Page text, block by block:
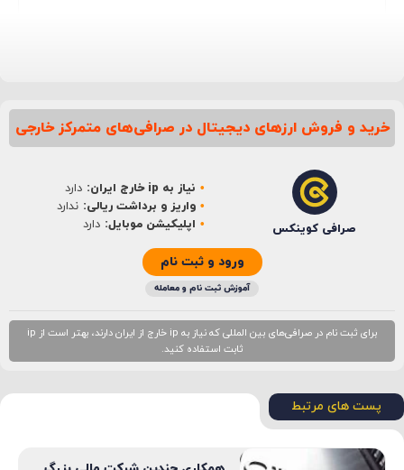
نام*
خرید و فروش ارزهای دیجیتال در صرافی‌های متمرکز خارجی
صرافی کوینکس
نیاز به ip خارج ایران:
دارد
واریز و برداشت ریالی: ندارد
اپلیکیشن موبایل: دارد
ورود و ثبت نام
آموزش ثبت نام و معامله
برای ثبت نام در صرافی‌های بین المللی که نیاز به ip خارج از ایران دارند، بهتر است از ip
ثابت استفاده کنید.
پست های مرتبط